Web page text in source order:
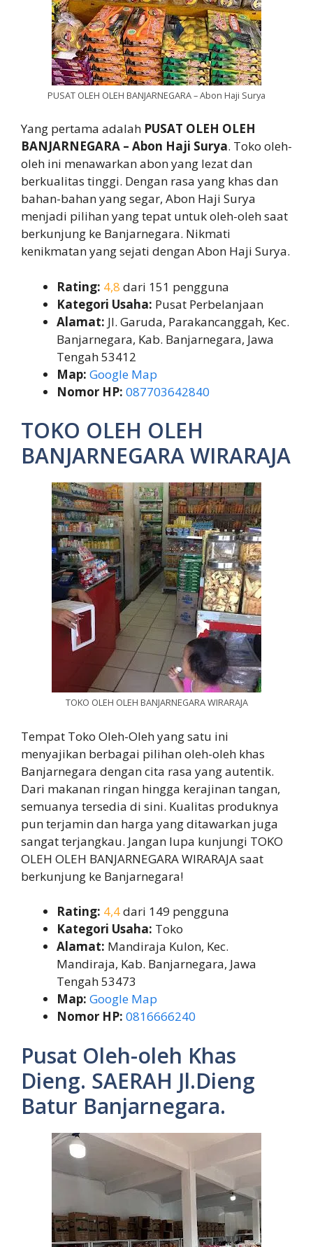
PUSAT OLEH OLEH BANJARNEGARA – Abon Haji Surya
Yang pertama adalah PUSAT OLEH OLEH
BANJARNEGARA – Abon Haji Surya. Toko oleh-
oleh ini menawarkan abon yang lezat dan
berkualitas tinggi. Dengan rasa yang khas dan
bahan-bahan yang segar, Abon Haji Surya
menjadi pilihan yang tepat untuk oleh-oleh saat
berkunjung ke Banjarnegara. Nikmati
kenikmatan yang sejati dengan Abon Haji Surya.
Rating: 4,8 dari 151 pengguna
Kategori Usaha: Pusat Perbelanjaan
Alamat: Jl. Garuda, Parakancanggah, Kec.
Banjarnegara, Kab. Banjarnegara, Jawa
Tengah 53412
Map: Google Map
Nomor HP: 087703642840
TOKO OLEH OLEH
BANJARNEGARA WIRARAJA
TOKO OLEH OLEH BANJARNEGARA WIRARAJA
Tempat Toko Oleh-Oleh yang satu ini
menyajikan berbagai pilihan oleh-oleh khas
Banjarnegara dengan cita rasa yang autentik.
Dari makanan ringan hingga kerajinan tangan,
semuanya tersedia di sini. Kualitas produknya
pun terjamin dan harga yang ditawarkan juga
sangat terjangkau. Jangan lupa kunjungi TOKO
OLEH OLEH BANJARNEGARA WIRARAJA saat
berkunjung ke Banjarnegara!
Rating: 4,4dari 149 pengguna
Kategori Usaha: Toko
Alamat: Mandiraja Kulon, Kec.
Mandiraja, Kab. Banjarnegara, Jawa
Tengah 53473
Map: Google Map
Nomor HP: 0816666240
Pusat Oleh-oleh Khas
Dieng. SAERAH Jl.Dieng
Batur Banjarnegara.